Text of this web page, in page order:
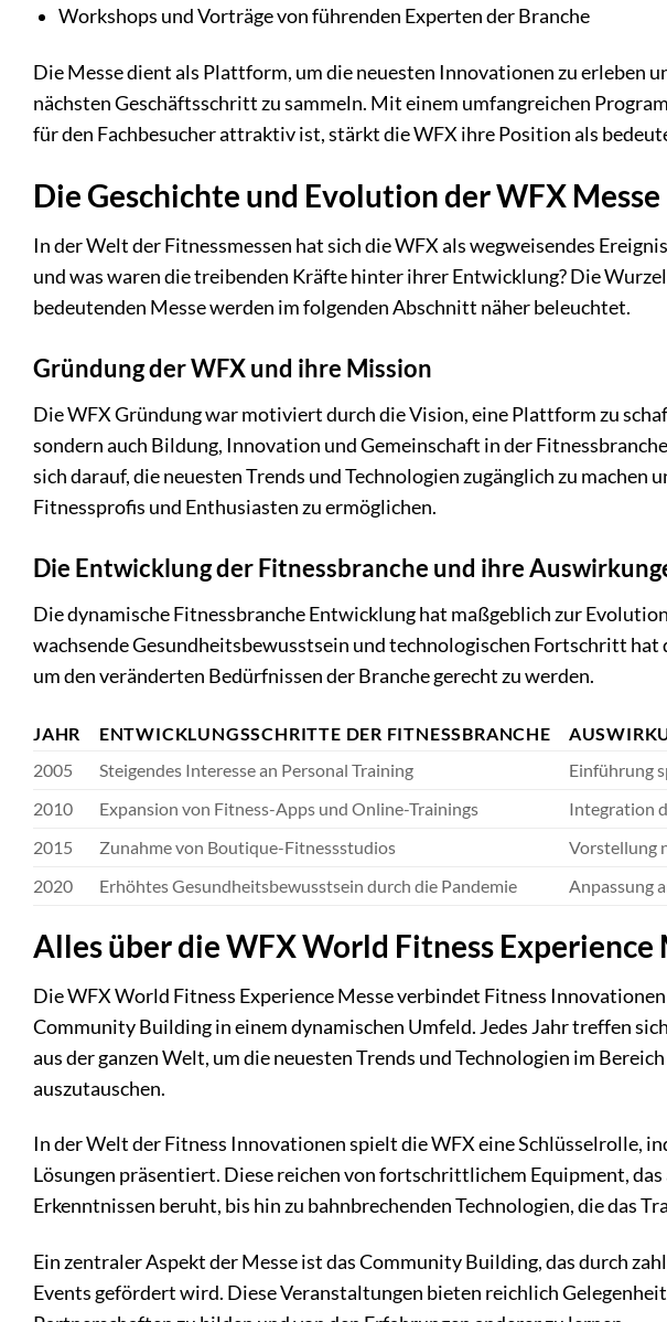
Workshops und Vorträge von führenden Experten der Branche
Die Messe dient als Plattform, um die neuesten Innovationen zu erleben
nächsten Geschäftsschritt zu sammeln. Mit einem umfangreichen
für den Fachbesucher attraktiv ist, stärkt die WFX ihre Position als
Die Geschichte und Evolution der WFX Messe
In der Welt der Fitnessmessen hat sich die WFX als wegweisendes
und was waren die treibenden Kräfte hinter ihrer Entwicklung? Die
bedeutenden Messe werden im folgenden Abschnitt näher beleuchtet.
Gründung der WFX und ihre Mission
Die WFX Gründung war motiviert durch die Vision, eine Plattform zu
sondern auch Bildung, Innovation und Gemeinschaft in der
sich darauf, die neuesten Trends und Technologien zugänglich zu machen
Fitnessprofis und Enthusiasten zu ermöglichen.
Die Entwicklung der Fitnessbranche und ihre
Die dynamische Fitnessbranche Entwicklung hat maßgeblich zur
wachsende Gesundheitsbewusstsein und technologischen Fortschritt
um den veränderten Bedürfnissen der Branche gerecht zu werden.
JAHR ENTWICKLUNGSSCHRITTE DER FITNESSBRANCHE
2005
Steigendes Interesse an Personal Training
Einführung
2010
Expansion von Fitness-Apps und Online-Trainings
Integration
2015
Zunahme von Boutique-Fitnessstudios
Vorstellung
2020
Erhöhtes Gesundheitsbewusstsein durch die Pandemie Anpassung
Alles über die WFX World Fitness Experience
Die WFX World Fitness Experience Messe verbindet Fitness
Community Building in einem dynamischen Umfeld. Jedes Jahr treffen
aus der ganzen Welt, um die neuesten Trends und Technologien im
auszutauschen.
In der Welt der Fitness Innovationen spielt die WFX eine Schlüsselrolle,
Lösungen präsentiert. Diese reichen von fortschrittlichem Equipment,
Erkenntnissen beruht, bis hin zu bahnbrechenden Technologien, die das
Ein zentraler Aspekt der Messe ist das Community Building, das durch
Events gefördert wird. Diese Veranstaltungen bieten reichlich